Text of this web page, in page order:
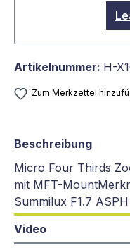
Artikelnummer: H-
Zum Merkzettel
Beschreibung
Micro Four Thirds
mit MFT-
Summilux F1.7
Video